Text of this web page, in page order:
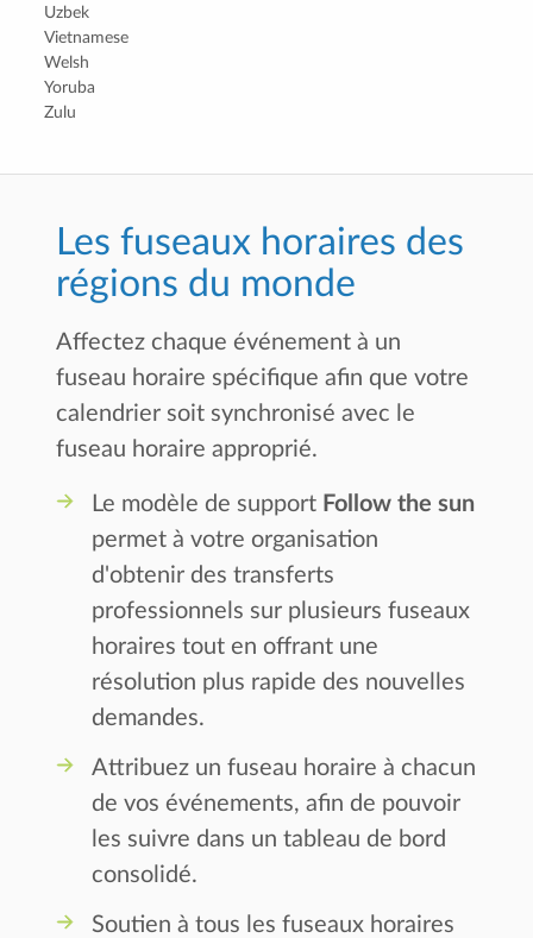
Uzbek
Vietnamese
Welsh
Yoruba
Zulu
Les fuseaux horaires des
régions du monde
Affectez chaque événement à un
fuseau horaire spécifique afin que votre
calendrier soit synchronisé avec le
fuseau horaire approprié.
Le modèle de support Follow the sun
permet à votre organisation
d'obtenir des transferts
professionnels sur plusieurs fuseaux
horaires tout en offrant une
résolution plus rapide des nouvelles
demandes.
Attribuez un fuseau horaire à chacun
de vos événements, afin de pouvoir
les suivre dans un tableau de bord
consolidé.
Soutien à tous les fuseaux horaires